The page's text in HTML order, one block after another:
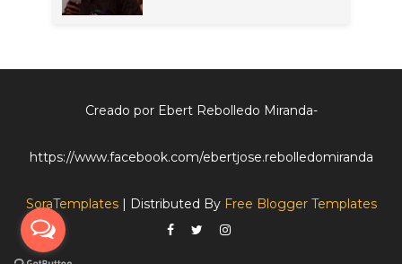
Creado por Ebert Rebolledo Miranda-
https://www.facebook.com/ebertjose.rebolledomiranda
SoraTemplates| Distributed By Free Blogger Templates